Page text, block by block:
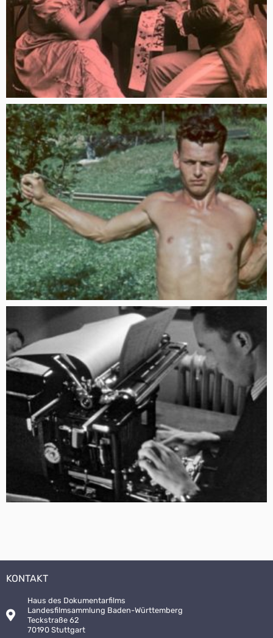
KONTAKT
Haus des Dokumentarfilms
Landesfilmsammlung Baden-Württemberg
Teckstraße 62
70190 Stuttgart